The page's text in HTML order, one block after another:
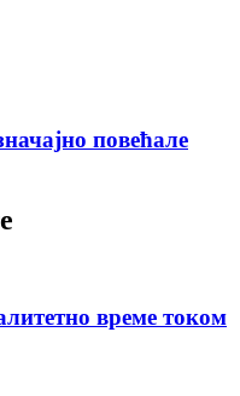
повећале
време током